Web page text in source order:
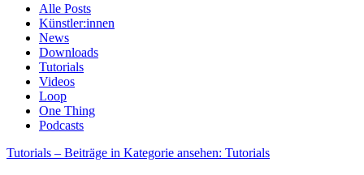
Alle Posts
Künstler:innen
News
Downloads
Tutorials
Videos
Loop
One Thing
Podcasts
Tutorials – Beiträge in Kategorie ansehen: Tutorials